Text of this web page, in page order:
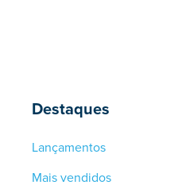
Destaques
Lançamentos
Mais vendidos